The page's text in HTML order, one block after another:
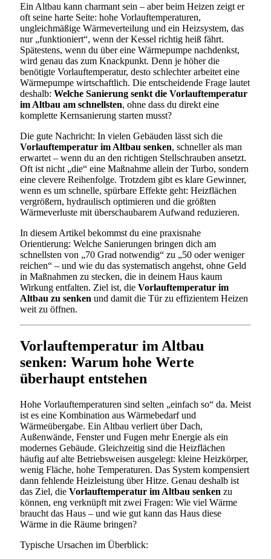
Ein Altbau kann charmant sein – aber beim Heizen zeigt er
oft seine harte Seite: hohe Vorlauftemperaturen,
ungleichmäßige Wärmeverteilung und ein Heizsystem, das
nur „funktioniert“, wenn der Kessel richtig heiß fährt.
Spätestens, wenn du über eine Wärmepumpe nachdenkst,
wird genau das zum Knackpunkt. Denn je höher die
benötigte Vorlauftemperatur, desto schlechter arbeitet eine
Wärmepumpe wirtschaftlich. Die entscheidende Frage lautet
deshalb: Welche Sanierung senkt die Vorlauftemperatur
im Altbau am schnellsten, ohne dass du direkt eine
komplette Kernsanierung starten musst?
Die gute Nachricht: In vielen Gebäuden lässt sich die
Vorlauftemperatur im Altbau senken, schneller als man
erwartet – wenn du an den richtigen Stellschrauben ansetzt.
Oft ist nicht „die“ eine Maßnahme allein der Turbo, sondern
eine clevere Reihenfolge. Trotzdem gibt es klare Gewinner,
wenn es um schnelle, spürbare Effekte geht: Heizflächen
vergrößern, hydraulisch optimieren und die größten
Wärmeverluste mit überschaubarem Aufwand reduzieren.
In diesem Artikel bekommst du eine praxisnahe
Orientierung: Welche Sanierungen bringen dich am
schnellsten von „70 Grad notwendig“ zu „50 oder weniger
reichen“ – und wie du das systematisch angehst, ohne Geld
in Maßnahmen zu stecken, die in deinem Haus kaum
Wirkung entfalten. Ziel ist, die Vorlauftemperatur im
Altbau zu senken und damit die Tür zu effizientem Heizen
weit zu öffnen.
Vorlauftemperatur im Altbau
senken: Warum hohe Werte
überhaupt entstehen
Hohe Vorlauftemperaturen sind selten „einfach so“ da. Meist
ist es eine Kombination aus Wärmebedarf und
Wärmeübergabe. Ein Altbau verliert über Dach,
Außenwände, Fenster und Fugen mehr Energie als ein
modernes Gebäude. Gleichzeitig sind die Heizflächen
häufig auf alte Betriebsweisen ausgelegt: kleine Heizkörper,
wenig Fläche, hohe Temperaturen. Das System kompensiert
dann fehlende Heizleistung über Hitze. Genau deshalb ist
das Ziel, die Vorlauftemperatur im Altbau senken zu
können, eng verknüpft mit zwei Fragen: Wie viel Wärme
braucht das Haus – und wie gut kann das Haus diese
Wärme in die Räume bringen?
Typische Ursachen im Überblick: